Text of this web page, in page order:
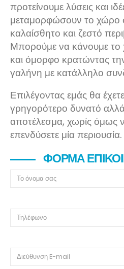
προτείνουμε λύσεις και
μεταμορφώσουν το χώρο
καλαίσθητο και ζεστό
Μπορούμε να κάνουμε
και όμορφο κρατώντας
γαλήνη με κατάλληλο
Επιλέγοντας εμάς θα
γρηγορότερο δυνατό
αποτέλεσμα, χωρίς όμως
επενδύσετε μία περιουσία.
ΦΌΡΜΑ